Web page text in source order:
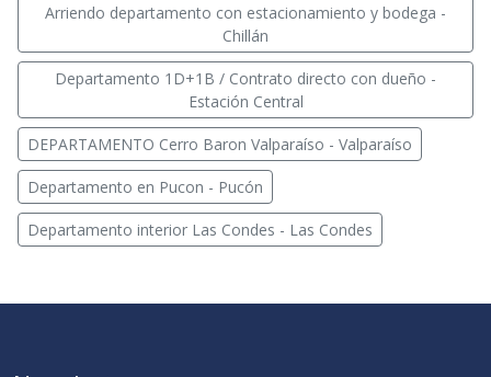
Arriendo departamento con estacionamiento y bodega -
Chillán
Departamento 1D+1B / Contrato directo con dueño -
Estación Central
DEPARTAMENTO Cerro Baron Valparaíso - Valparaíso
Departamento en Pucon - Pucón
Departamento interior Las Condes - Las Condes